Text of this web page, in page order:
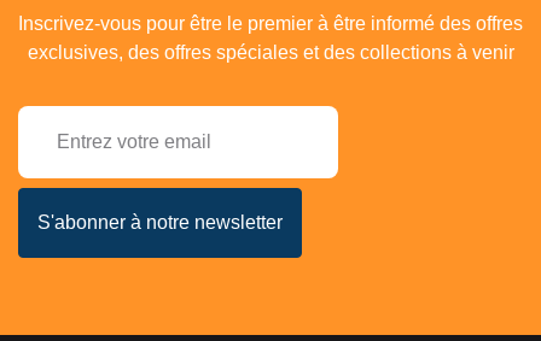
Inscrivez-vous pour être le premier à être informé des offres
exclusives, des offres spéciales et des collections à venir